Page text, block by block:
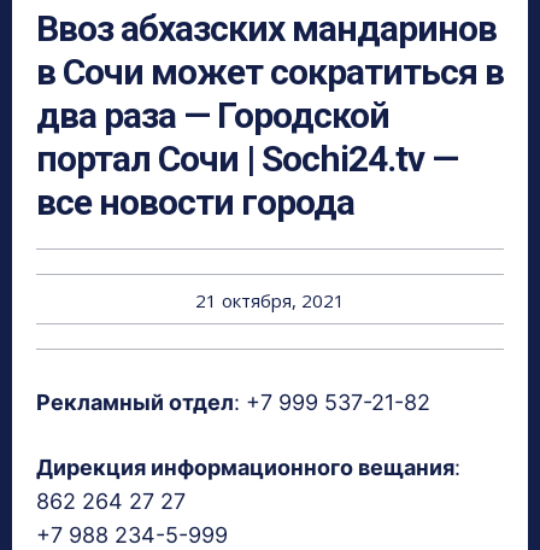
Ввоз абхазских мандаринов
в Сочи может сократиться в
два раза — Городской
портал Сочи | Sochi24.tv —
все новости города
21 октября, 2021
Рекламный отдел: +7 999 537-21-82
Дирекция информационного вещания:
862 264 27 27
+7 988 234-5-999